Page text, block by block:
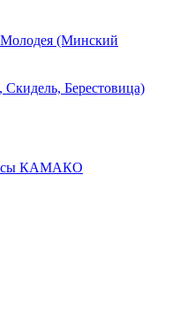
(Минский
Берестовица)
КАМАКО